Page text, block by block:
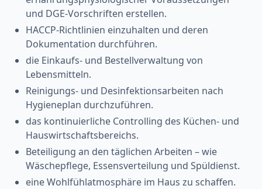
und DGE-Vorschriften erstellen.
HACCP-Richtlinien einzuhalten und deren
Dokumentation durchführen.
die Einkaufs- und Bestellverwaltung von
Lebensmitteln.
Reinigungs- und Desinfektionsarbeiten nach
Hygieneplan durchzuführen.
das kontinuierliche Controlling des Küchen- und
Hauswirtschaftsbereichs.
Beteiligung an den täglichen Arbeiten – wie
Wäschepflege, Essensverteilung und Spüldienst.
eine Wohlfühlatmosphäre im Haus zu schaffen.